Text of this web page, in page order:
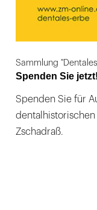
Sammlung
Spenden Sie jetzt!
Spenden Sie für
Zschadraß.